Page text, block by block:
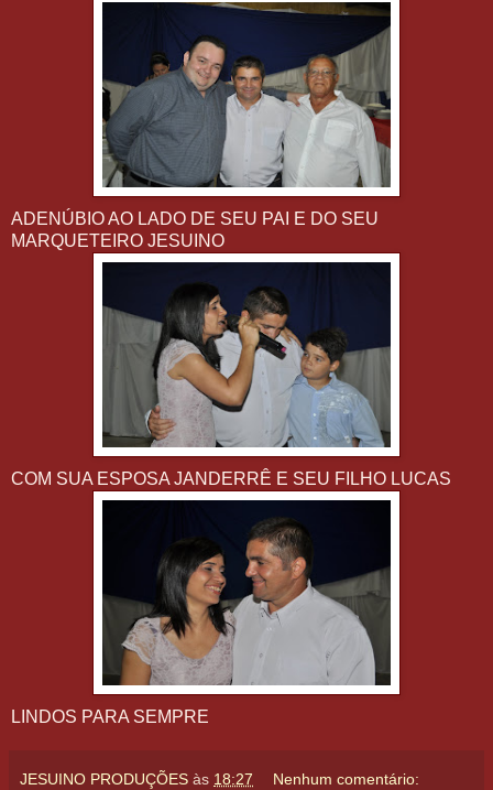
ADENÚBIO AO LADO DE SEU PAI E DO SEU
MARQUETEIRO JESUINO
COM SUA ESPOSA JANDERRÊ E SEU FILHO LUCAS
LINDOS PARA SEMPRE
JESUINO PRODUÇÕES às 18:27 Nenhum comentário: